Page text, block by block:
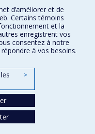
et
d’améliorer et de
Certains témoins
et la
enregistrent vos
consentez à notre
à vos besoins.
>